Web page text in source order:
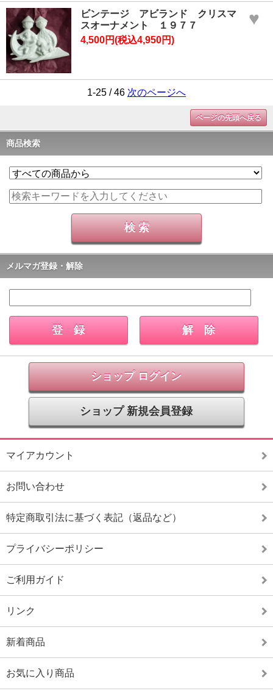
♥
ビンテージ アビランド クリスマ
スオーナメント １９７７
4,500円(税込4,950円)
1-25 / 46 次のページへ
ページの先頭へ戻る
商品検索
メルマガ登録・解除
ショップ ログイン
ショップ 新規会員登録
マイアカウント
お問い合わせ
特定商取引法に基づく表記（返品など）
プライバシーポリシー
ご利用ガイド
リンク
新着商品
お気に入り商品